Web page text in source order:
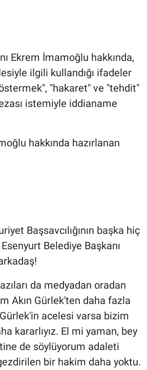
Ekrem İmamoğlu hakkında,
ilgili kullandığı ifadeler
"hakaret" ve "tehdit"
istemiyle iddianame
hakkında hazırlanan
Başsavcılığının başka hiç
Belediye Başkanı
da medyadan oradan
Akın Gürlek'ten daha fazla
acelesi varsa bizim
kararlıyız. El mi yaman, bey
de söylüyorum adaleti
bir hakim daha yoktu.